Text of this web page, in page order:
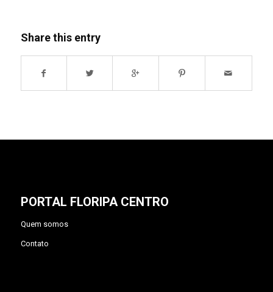
Share this entry
PORTAL FLORIPA CENTRO
Quem somos
Contato